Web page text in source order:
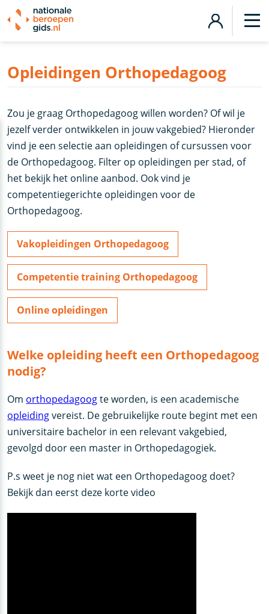
Opleidingen Orthopedagoog
Zou je graag Orthopedagoog willen worden? Of wil je
jezelf verder ontwikkelen in jouw vakgebied? Hieronder
vind je een selectie aan opleidingen of cursussen voor
de Orthopedagoog. Filter op opleidingen per stad, of
het bekijk het online aanbod. Ook vind je
competentiegerichte opleidingen voor de
Orthopedagoog.
Vakopleidingen Orthopedagoog
Competentie training Orthopedagoog
Online opleidingen
Welke opleiding heeft een Orthopedagoog
nodig?
Om orthopedagoogte worden, is een academische
opleidingvereist. De gebruikelijke route begint met een
universitaire bachelor in een relevant vakgebied,
gevolgd door een master in Orthopedagogiek.
P.s weet je nog niet wat een Orthopedagoog doet?
Bekijk dan eerst deze korte video